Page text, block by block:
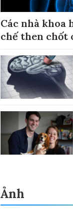
Các nhà khoa
chế then chốt
Ảnh